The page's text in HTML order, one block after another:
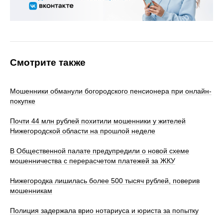
Смотрите также
Мошенники обманули богородского пенсионера при онлайн-
покупке
Почти 44 млн рублей похитили мошенники у жителей
Нижегородской области на прошлой неделе
В Общественной палате предупредили о новой схеме
мошенничества с перерасчетом платежей за ЖКУ
Нижегородка лишилась более 500 тысяч рублей, поверив
мошенникам
Полиция задержала врио нотариуса и юриста за попытку